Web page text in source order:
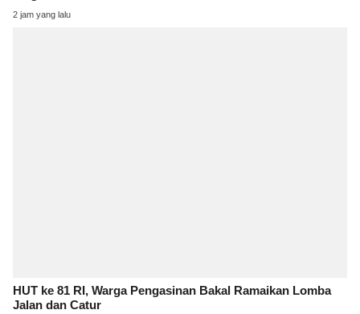
2 jam yang lalu
HUT ke 81 RI, Warga Pengasinan Bakal Ramaikan Lomba
Jalan dan Catur